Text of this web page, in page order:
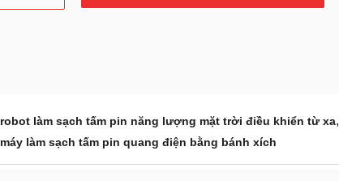
robot làm sạch tấm pin năng lượng mặt trời điều khiển từ xa,
máy làm sạch tấm pin quang điện bằng bánh xích